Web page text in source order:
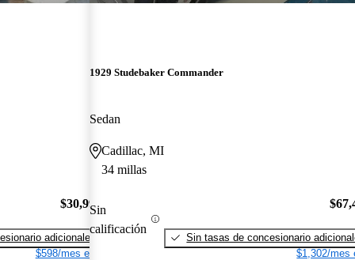
$30,995
adicionales
$598/mes est.
1929 Studebaker Commander
Sedan
Cadillac, MI
34 millas
Sin
calificación
Sin tasas de concesionario
$1,302/mes